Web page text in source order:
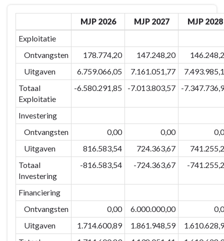
navigatie
Eigentijds/wendbaar
partners
Financiële
tabel
MJP 2026 MJP 2027
MJP 2028
Exploitatie
Ontvangsten
178.774,20 147.248,20
Uitgaven
6.759.066,05 7.161.051,77
Totaal
Exploitatie
-6.580.291,85 -7.013.803,57 -
Investering
Ontvangsten
0,00 0,00
Uitgaven
816.583,54 724.363,67
Totaal
Investering
-816.583,54 -724.363,67 -
Financiering
Ontvangsten
0,00 6.000.000,00
Uitgaven
1.714.600,89 1.861.948,59